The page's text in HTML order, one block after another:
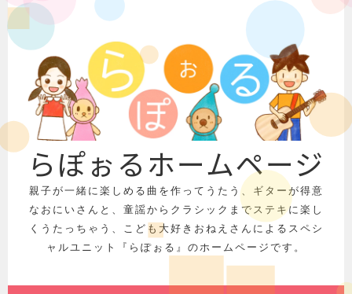
コ
ン
テ
ス
らぽぉるホームページ
親子が一緒に楽しめる曲を作ってうたう、ギターが得意
なおにいさんと、童謡からクラシックまでステキに楽し
くうたっちゃう、こども大好きおねえさんによるスペシ
ャルユニット『らぽぉる』のホームページです。